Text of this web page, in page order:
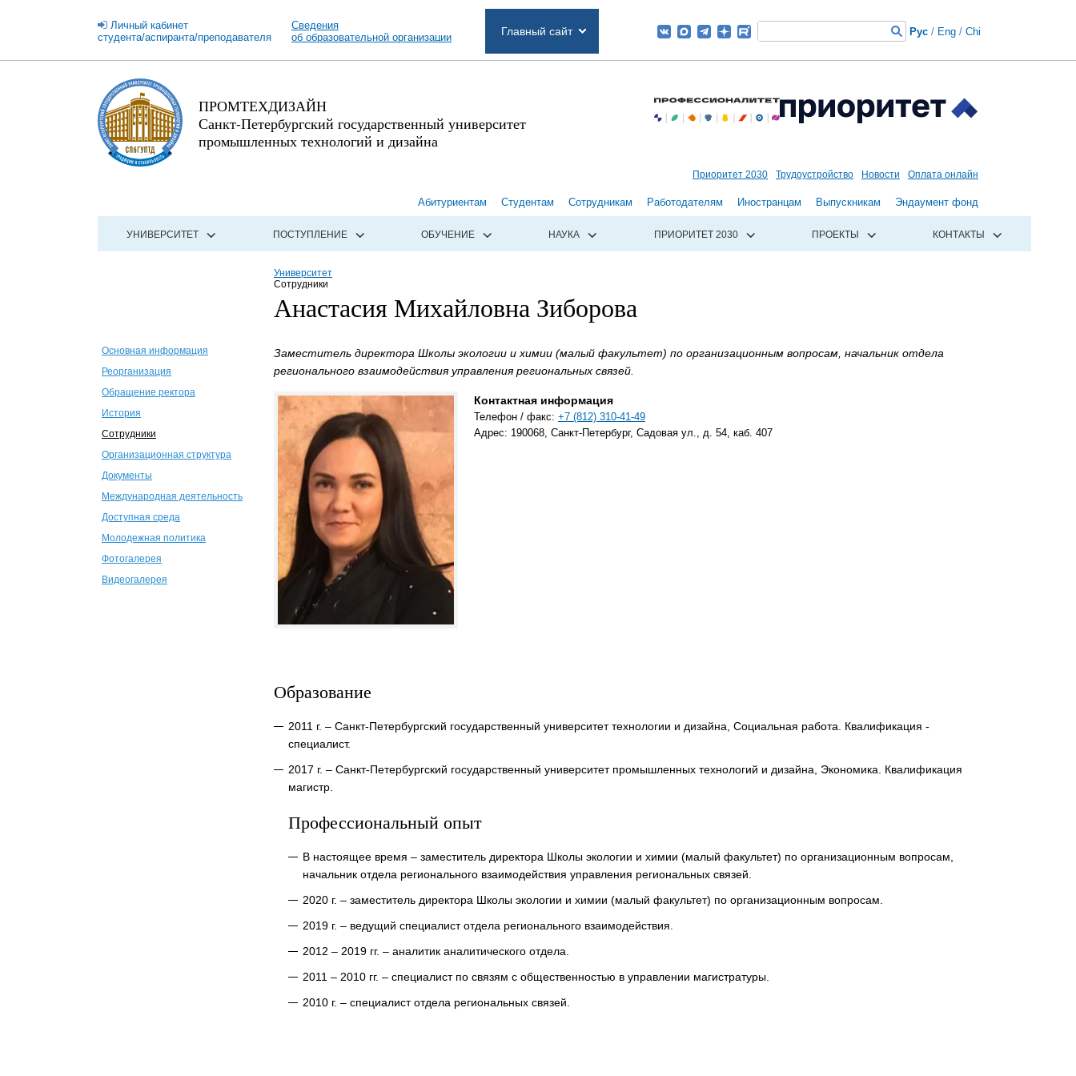
Личный кабинет
студента/аспиранта/преподавателя
Сведения
об образовательной организации
Главный сайт Рус / Eng / Chi
ПРОМТЕХДИЗАЙН
Санкт-Петербургский государственный университет
промышленных технологий и дизайна
Приоритет 2030 Трудоустройство Новости Оплата онлайн
Абитуриентам Студентам Сотрудникам Работодателям Иностранцам Выпускникам Эндаумент фонд
УНИВЕРСИТЕТ ПОСТУПЛЕНИЕ ОБУЧЕНИЕ НАУКА ПРИОРИТЕТ 2030 ПРОЕКТЫ КОНТАКТЫ
Университет
Сотрудники
Анастасия Михайловна Зиборова
Основная информация
Реорганизация
Обращение ректора
История
Сотрудники
Организационная структура
Документы
Международная деятельность
Доступная среда
Молодежная политика
Фотогалерея
Видеогалерея
Заместитель директора Школы экологии и химии (малый факультет) по организационным вопросам, начальник отдела
регионального взаимодействия управления региональных связей.
Контактная информация
Телефон / факс: +7 (812) 310-41-49
Адрес: 190068, Санкт-Петербург, Садовая ул., д. 54, каб. 407
Образование
2011 г. – Санкт-Петербургский государственный университет технологии и дизайна, Социальная работа. Квалификация -
специалист.
2017 г. – Санкт-Петербургский государственный университет промышленных технологий и дизайна, Экономика. Квалификация
магистр.
Профессиональный опыт
В настоящее время – заместитель директора Школы экологии и химии (малый факультет) по организационным вопросам,
начальник отдела регионального взаимодействия управления региональных связей.
2020 г. – заместитель директора Школы экологии и химии (малый факультет) по организационным вопросам.
2019 г. – ведущий специалист отдела регионального взаимодействия.
2012 – 2019 гг. – аналитик аналитического отдела.
2011 – 2010 гг. – специалист по связям с общественностью в управлении магистратуры.
2010 г. – специалист отдела региональных связей.